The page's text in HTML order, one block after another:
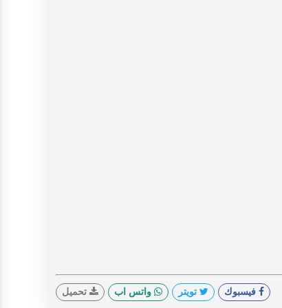
فيسبوك تويتر واتس اب تحميل